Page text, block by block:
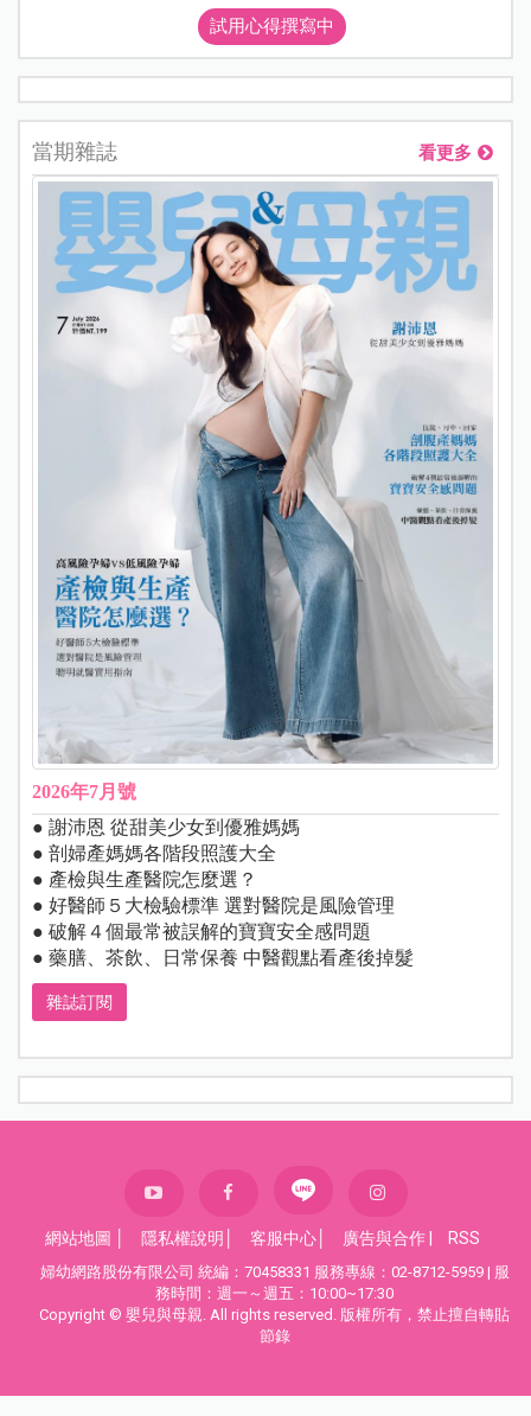
試用心得撰寫中
當期雜誌 看更多
2026年7月號
● 謝沛恩 從甜美少女到優雅媽媽
● 剖婦產媽媽各階段照護大全
● 產檢與生產醫院怎麼選？
● 好醫師５大檢驗標準 選對醫院是風險管理
● 破解４個最常被誤解的寶寶安全感問題
● 藥膳、茶飲、日常保養 中醫觀點看產後掉髮
雜誌訂閱
網站地圖 隱私權說明 客服中心 廣告與合作 RSS
婦幼網路股份有限公司 統編：70458331 服務專線：02-8712-5959 | 服
務時間：週一～週五：10:00~17:30
Copyright © 嬰兒與母親. All rights reserved. 版權所有，禁止擅自轉貼
節錄